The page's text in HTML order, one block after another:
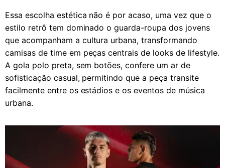
Essa escolha estética não é por acaso, uma vez que o
estilo retrô tem dominado o guarda-roupa dos jovens
que acompanham a cultura urbana, transformando
camisas de time em peças centrais de looks de lifestyle.
A gola polo preta, sem botões, confere um ar de
sofisticação casual, permitindo que a peça transite
facilmente entre os estádios e os eventos de música
urbana.